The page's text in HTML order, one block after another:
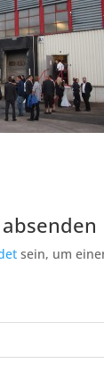
sein, um